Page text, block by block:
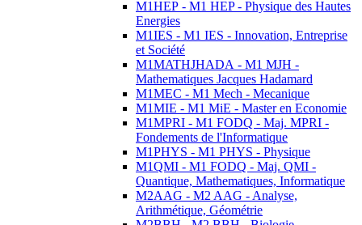
M1HEP - M1 HEP - Physique des Hautes
Energies
M1IES - M1 IES - Innovation, Entreprise
et Société
M1MATHJHADA - M1 MJH -
Mathematiques Jacques Hadamard
M1MEC - M1 Mech - Mecanique
M1MIE - M1 MiE - Master en Economie
M1MPRI - M1 FODQ - Maj. MPRI -
Fondements de l'Informatique
M1PHYS - M1 PHYS - Physique
M1QMI - M1 FODQ - Maj. QMI -
Quantique, Mathematiques, Informatique
M2AAG - M2 AAG - Analyse,
Arithmétique, Géométrie